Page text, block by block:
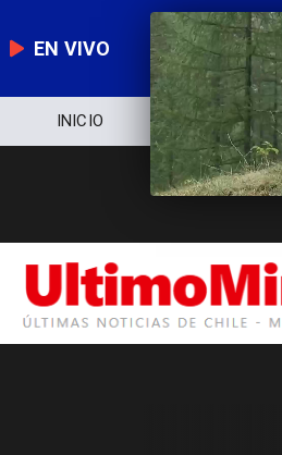
EN VIVO
INICIO NOTICIERO